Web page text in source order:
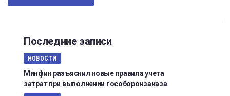
Последние записи
НОВОСТИ
Минфин разъяснил новые правила учета
затрат при выполнении гособоронзаказа